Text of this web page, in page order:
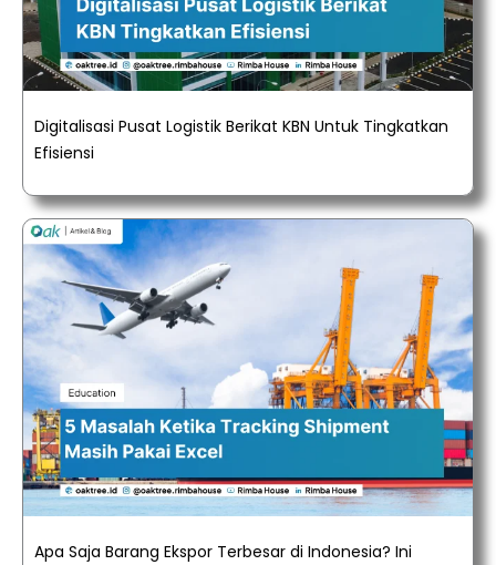
Digitalisasi Pusat Logistik Berikat KBN Untuk Tingkatkan
Efisiensi
Apa Saja Barang Ekspor Terbesar di Indonesia? Ini